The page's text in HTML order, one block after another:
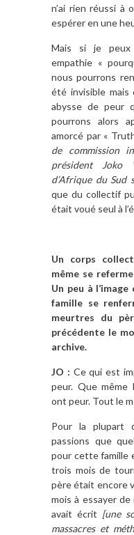
n’ai rien réussi à
espérer en une
Mais si je
empathie «
nous pourrons
été invisible mais
abysse de peur
pourrons alors
amorcé par «
de commission
président Joko
d’Afrique du Sud
que du collectif
était voué seul à
Un corps
même se
Un peu à
famille se
meurtres du
précédente le
archive.
JO : Ce qui est
peur. Que même
ont peur. Tout le
Pour la plupart
passions que
pour cette famille
trois mois de
père était encore
mois à essayer
avait écrit [une
massacres et